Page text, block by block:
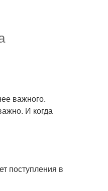
важного.
И когда
поступления в